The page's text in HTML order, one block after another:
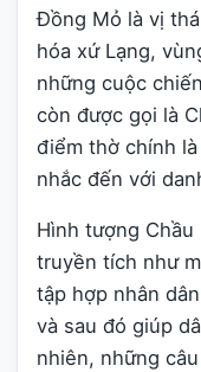
Đồng Mỏ là vị
hóa xứ Lạng,
những cuộc
còn được gọi là
điểm thờ chính
nhắc đến với
Hình tượng
truyền tích như
tập hợp nhân
và sau đó giúp
nhiên, những